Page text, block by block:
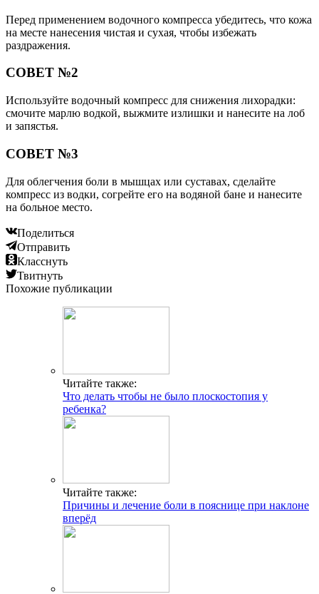
Перед применением водочного компресса убедитесь, что кожа
на месте нанесения чистая и сухая, чтобы избежать
раздражения.
СОВЕТ №2
Используйте водочный компресс для снижения лихорадки:
смочите марлю водкой, выжмите излишки и нанесите на лоб
и запястья.
СОВЕТ №3
Для облегчения боли в мышцах или суставах, сделайте
компресс из водки, согрейте его на водяной бане и нанесите
на больное место.
Поделиться
Отправить
Класснуть
Твитнуть
Похожие публикации
Читайте также:
Что делать чтобы не было плоскостопия у
ребенка?
Читайте также:
Причины и лечение боли в пояснице при наклоне
вперёд